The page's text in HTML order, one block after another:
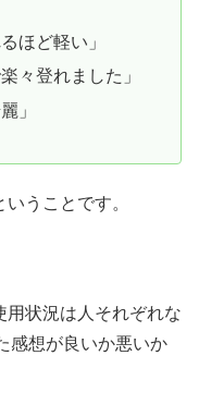
ほど軽い」
々登れました」
」
うことです。
用状況は人それぞれな
感想が良いか悪いか